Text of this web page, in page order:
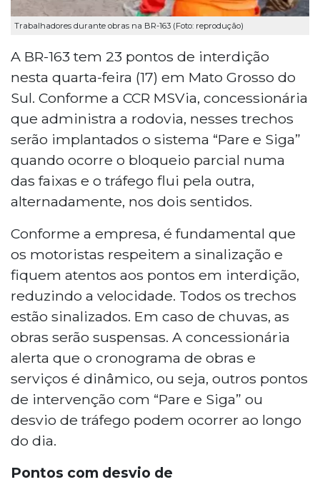
Trabalhadores durante obras na BR-163 (Foto: reprodução)
A BR-163 tem 23 pontos de interdição
nesta quarta-feira (17) em Mato Grosso do
Sul. Conforme a CCR MSVia, concessionária
que administra a rodovia, nesses trechos
serão implantados o sistema “Pare e Siga”
quando ocorre o bloqueio parcial numa
das faixas e o tráfego flui pela outra,
alternadamente, nos dois sentidos.
Conforme a empresa, é fundamental que
os motoristas respeitem a sinalização e
fiquem atentos aos pontos em interdição,
reduzindo a velocidade. Todos os trechos
estão sinalizados. Em caso de chuvas, as
obras serão suspensas. A concessionária
alerta que o cronograma de obras e
serviços é dinâmico, ou seja, outros pontos
de intervenção com “Pare e Siga” ou
desvio de tráfego podem ocorrer ao longo
do dia.
Pontos com desvio de